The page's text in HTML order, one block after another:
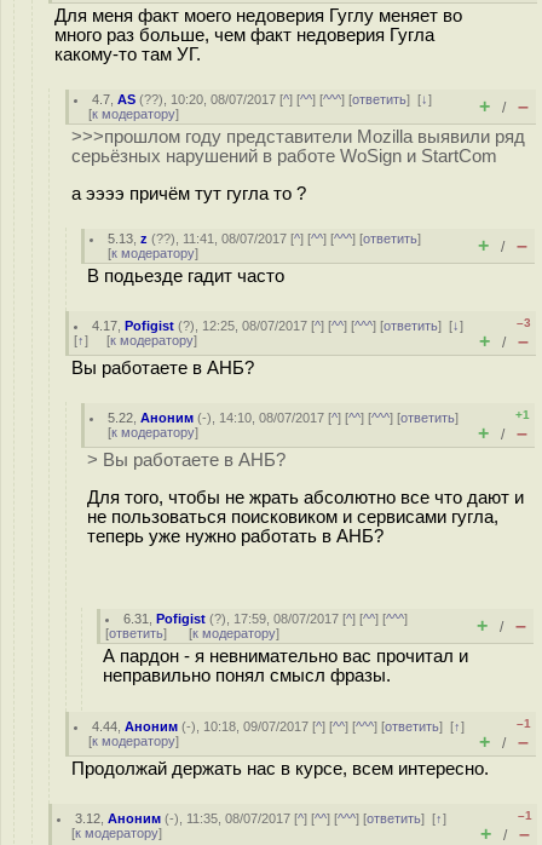
Для меня факт моего недоверия Гуглу меняет во
много раз больше, чем факт недоверия Гугла
какому-то там УГ.
4.7 ,AS (??), 10:20, 08/07/2017 [^] [^^] [^^^] [ответить][↓]
[к модератору] + / –
>>>прошлом году представители Mozilla выявили ряд
серьёзных нарушений в работе WoSign и StartCom
а ээээ причём тут гугла то ?
5.13 ,z (??), 11:41, 08/07/2017 [^] [^^] [^^^] [ответить]
[к модератору] + / –
В подьезде гадит часто
4.17 ,Pofigist (?), 12:25, 08/07/2017 [^] [^^] [^^^] [ответить][↓]
[↑] [к модератору]
–3
+ / –
Вы работаете в АНБ?
5.22 ,Аноним (-), 14:10, 08/07/2017 [^] [^^] [^^^] [ответить]
[к модератору]
+1
+ / –
> Вы работаете в АНБ?
Для того, чтобы не жрать абсолютно все что дают и
не пользоваться поисковиком и сервисами гугла,
теперь уже нужно работать в АНБ?
6.31 ,Pofigist (?), 17:59, 08/07/2017 [^] [^^] [^^^]
[ответить] [к модератору] + / –
А пардон - я невнимательно вас прочитал и
неправильно понял смысл фразы.
4.44 ,Аноним (-), 10:18, 09/07/2017 [^] [^^] [^^^] [ответить][↑]
[к модератору]
–1
+ / –
Продолжай держать нас в курсе, всем интересно.
3.12 ,Аноним (-), 11:35, 08/07/2017 [^] [^^] [^^^] [ответить][↑]
[к модератору]
–1
+ / –